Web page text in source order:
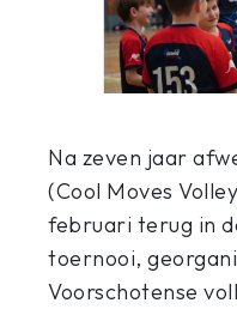
Na zeven jaar
(Cool Moves
februari terug in
toernooi,
Voorschotense